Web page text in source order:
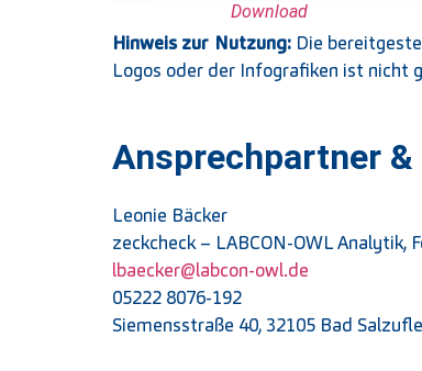
Download
Hinweis zur Nutzung: Die
Logos oder der Infografiken ist nicht
Ansprechpartner
Leonie Bäcker
zeckcheck – LABCON-OWL Analytik,
lbaecker@labcon-owl.de
05222 8076-192
Siemensstraße 40, 32105 Bad